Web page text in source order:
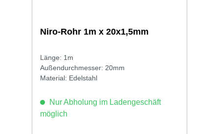
Niro-Rohr 1m x 20x1,5mm
Länge: 1m
Außendurchmesser: 20mm
Material: Edelstahl
Nur Abholung im Ladengeschäft
möglich